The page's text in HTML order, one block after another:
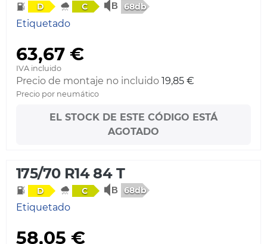
D C 68db
Etiquetado
63,67 €
IVA incluido
Precio de montaje no incluido 19,85 €
Precio por neumático
EL STOCK DE ESTE CÓDIGO ESTÁ
AGOTADO
175/70 R14 84 T
D C 68db
Etiquetado
58,05 €